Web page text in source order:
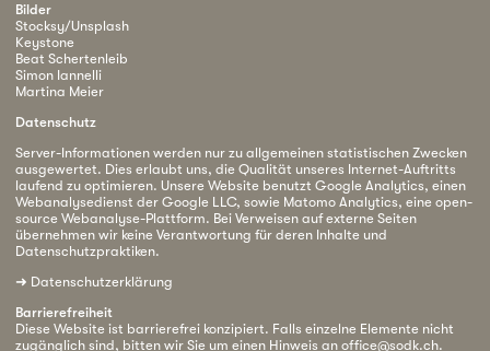
Bilder
Stocksy/Unsplash
Keystone
Beat Schertenleib
Simon Iannelli
Martina Meier
Datenschutz
Server-Informationen werden nur zu allgemeinen statistischen Zwecken
ausgewertet. Dies erlaubt uns, die Qualität unseres Internet-Auftritts
laufend zu optimieren. Unsere Website benutzt Google Analytics, einen
Webanalysedienst der Google LLC, sowie Matomo Analytics, eine open-
source Webanalyse-Plattform. Bei Verweisen auf externe Seiten
übernehmen wir keine Verantwortung für deren Inhalte und
Datenschutzpraktiken.
➜ Datenschutzerklärung
Barrierefreiheit
Diese Website ist barrierefrei konzipiert. Falls einzelne Elemente nicht
zugänglich sind, bitten wir Sie um einen Hinweis an office@sodk.ch.